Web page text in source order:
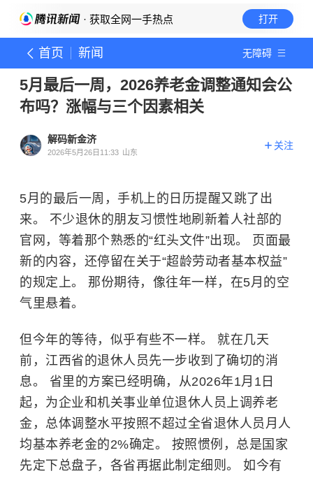
· 获取全网一手热点 打开
首页 新闻 无障碍
5月最后一周，2026养老金调整通知会公
布吗？涨幅与三个因素相关
解码新金济
2026年5月26日11:33 山东
关注
5月的最后一周，手机上的日历提醒又跳了出
来。 不少退休的朋友习惯性地刷新着人社部的
官网，等着那个熟悉的“红头文件”出现。 页面最
新的内容，还停留在关于“超龄劳动者基本权益”
的规定上。 那份期待，像往年一样，在5月的空
气里悬着。
但今年的等待，似乎有些不一样。 就在几天
前，江西省的退休人员先一步收到了确切的消
息。 省里的方案已经明确，从2026年1月1日
起，为企业和机关事业单位退休人员上调养老
金，总体调整水平按照不超过全省退休人员月人
均基本养老金的2%确定。 按照惯例，总是国家
先定下总盘子，各省再据此制定细则。 如今有